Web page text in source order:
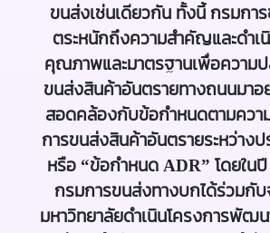
ขนส่งเช่นเดียวกัน ทั้งนี้ กรมกา
ตระหนักถึงความสำคัญและดำ
คุณภาพและมาตรฐานเพื่อความ
ขนส่งสินค้าอันตรายทางถนนมาอ
สอดคล้องกับข้อกำหนดตามควา
การขนส่งสินค้าอันตรายระหว่าง
หรือ “ข้อกำหนด ADR” โดยใน
กรมการขนส่งทางบกได้ร่วมกั
มหาวิทยาลัยดำเนินโครงการพัฒ